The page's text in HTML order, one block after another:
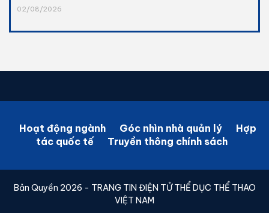
02/08/2026
Hoạt động ngành Góc nhìn nhà quản lý
Hợp
tác quốc tế
Truyền thông chính sách
Bản Quyền 2026 - TRANG TIN ĐIỆN TỬ THỂ DỤC THỂ THAO
VIỆT NAM